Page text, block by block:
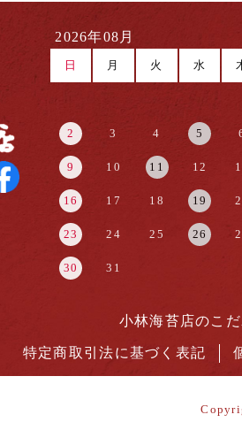
2026年08月
日 月 火 水
2 3 4 5
9 10 11 12
16 17 18 19
23 24 25 26
30 31
小林海苔店のこだ
特定商取引法に基づく表記